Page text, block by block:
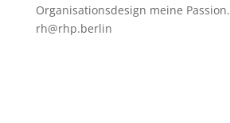
Organisationsdesign meine Passion.
rh@rhp.berlin